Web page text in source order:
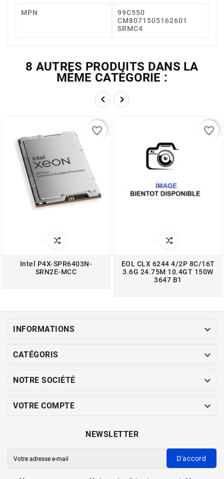
MPN
99C550
CM8071505162601
SRMC4
8 AUTRES PRODUITS DANS LA
MÊME CATÉGORIE :
 
Intel P4X-SPR6403N-
SRN2E-MCC
favorite_border
EOL CLX 6244 4/2P 8C/16T
3.6G 24.75M 10.4GT 150W
3647 B1
favorite_border
INFORMATIONS 
CATÉGORIS 
NOTRE SOCIÉTÉ 
VOTRE COMPTE 
NEWSLETTER
D'accord